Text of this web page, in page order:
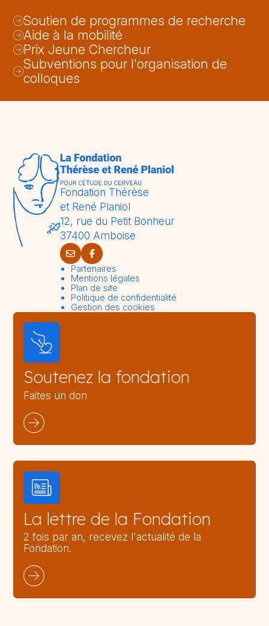
Soutien de programmes de recherche
Aide à la mobilité
Prix Jeune Chercheur
Subventions pour l'organisation de
colloques
Fondation Thérèse
et René Planiol
12, rue du Petit Bonheur
37400 Amboise
Partenaires
Mentions légales
Plan de site
Politique de confidentialité
Gestion des cookies
Soutenez la fondation
Faites un don
La lettre de la Fondation
2 fois par an, recevez l'actualité de la
Fondation.